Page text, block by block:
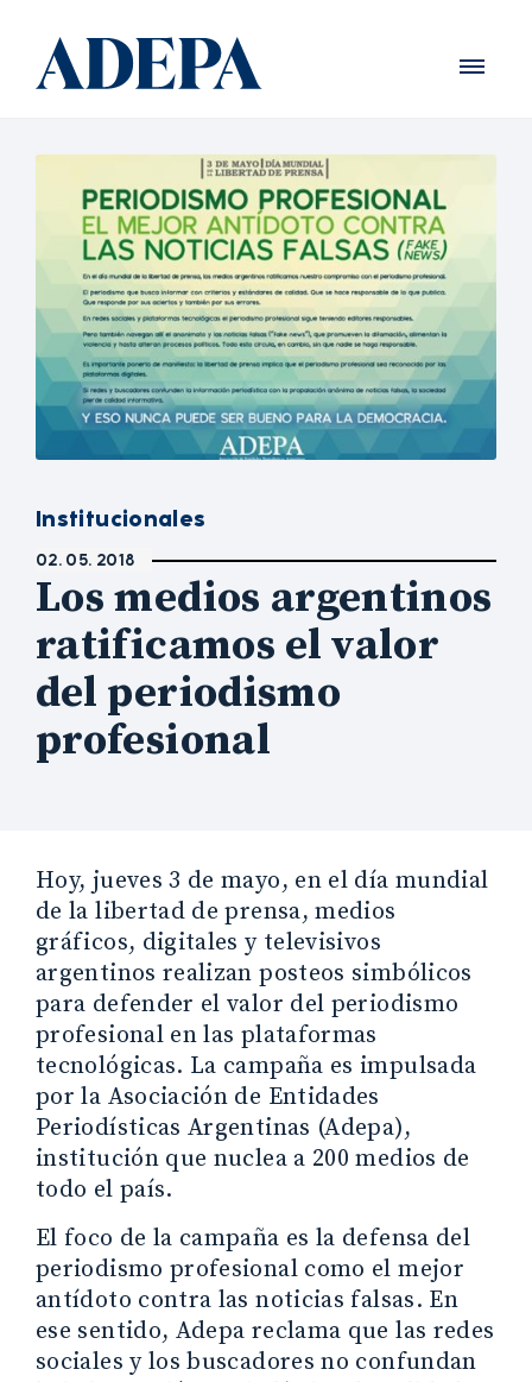
Institucionales
02. 05. 2018
Los medios argentinos
ratificamos el valor
del periodismo
profesional
Hoy, jueves 3 de mayo, en el día mundial
de la libertad de prensa, medios
gráficos, digitales y televisivos
argentinos realizan posteos simbólicos
para defender el valor del periodismo
profesional en las plataformas
tecnológicas. La campaña es impulsada
por la Asociación de Entidades
Periodísticas Argentinas (Adepa),
institución que nuclea a 200 medios de
todo el país.
El foco de la campaña es la defensa del
periodismo profesional como el mejor
antídoto contra las noticias falsas. En
ese sentido, Adepa reclama que las redes
sociales y los buscadores no confundan